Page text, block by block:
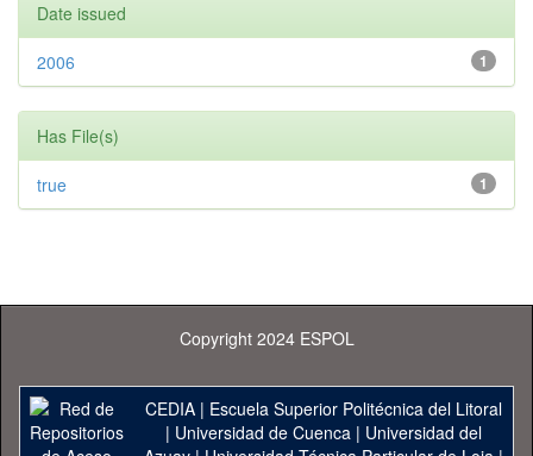
Date issued
1
2006
Has File(s)
1
true
Copyright 2024 ESPOL
CEDIA| Escuela Superior Politécnica del Litoral
| Universidad de Cuenca| Universidad del